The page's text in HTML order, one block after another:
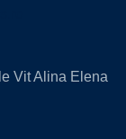
Vit Alina Elena